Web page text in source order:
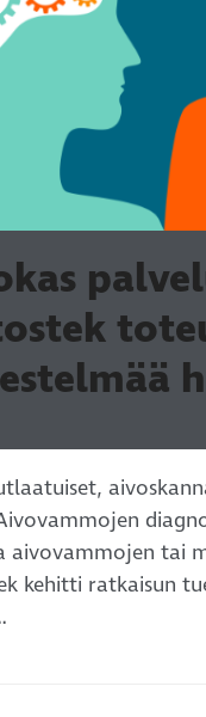
tai
kehitti ratkaisun